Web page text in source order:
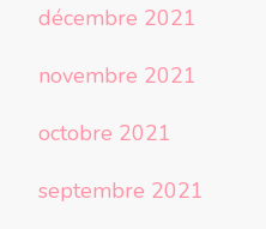
décembre 2021
novembre 2021
octobre 2021
septembre 2021